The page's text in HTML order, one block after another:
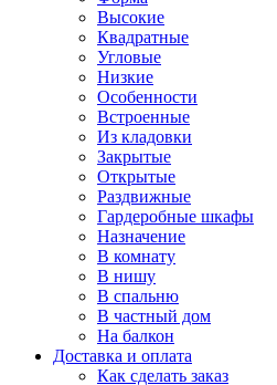
Высокие
Квадратные
Угловые
Низкие
Особенности
Встроенные
Из кладовки
Закрытые
Открытые
Раздвижные
Гардеробные шкафы
Назначение
В комнату
В нишу
В спальню
В частный дом
На балкон
Доставка и оплата
Как сделать заказ